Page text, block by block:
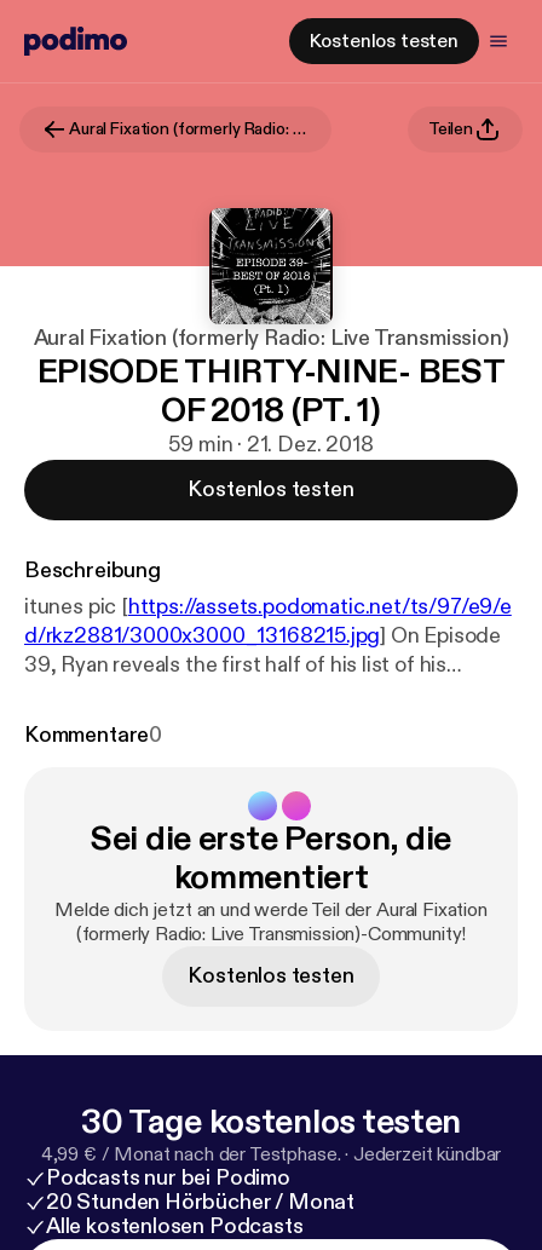
Kostenlos testen
Aural Fixation (formerly Radio: Live Transmission) Teilen
Aural Fixation (formerly Radio: Live Transmission)
EPISODE THIRTY-NINE- BEST
OF 2018 (PT. 1)
59 min · 21. Dez. 2018
Kostenlos testen
Beschreibung
itunes pic [https://assets.podomatic.net/ts/97/e9/e
d/rkz2881/3000x3000_13168215.jpg] On Episode
39, Ryan reveals the first half of his list of his
Kommentare0
Sei die erste Person, die
kommentiert
Melde dich jetzt an und werde Teil der Aural Fixation
(formerly Radio: Live Transmission)-Community!
Kostenlos testen
30 Tage kostenlos testen
4,99 € / Monat nach der Testphase. · Jederzeit kündbar
Podcasts nur bei Podimo
20 Stunden Hörbücher / Monat
Alle kostenlosen Podcasts